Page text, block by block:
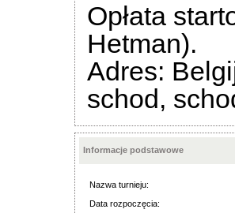
Opłata
Hetman).
Adres:
schod,
Informacje podstawowe
Nazwa turnieju:
Data rozpoczęcia: